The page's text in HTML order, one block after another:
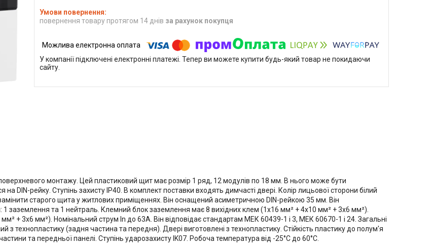
повернення товару протягом 14 днів за рахунок покупця
У компанії підключені електронні платежі. Тепер ви можете купити будь-який товар не покидаючи
сайту.
монтажу. Цей пластиковий щит має розмір 1 ряд, 12 модулів по 18 мм. В нього може бути
DIN-рейку. Ступінь захисту IP40. В комплект поставки входять димчасті двері. Колір лицьової сторони білий
старого щита у житлових приміщеннях. Він оснащений асиметричною DIN-рейкою 35 мм. Він
заземлення та 1 нейтраль. Клемний блок заземлення має 8 вихідних клем (1x16 мм² + 4x10 мм² + 3x6 мм²).
+ 3x6 мм²). Номінальний струм In до 63А. Він відповідає стандартам МЕК 60439-1 і 3, МЕК 60670-1 і 24. Загальні
(задня частина та передня). Двері виготовлені з технопластику. Стійкість пластику до полум'я
та передньої панелі. Ступінь ударозахисту IK07. Робоча температура від -25°C до 60°C.